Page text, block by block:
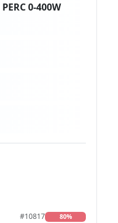
PERC 0-400W
#10817 80%